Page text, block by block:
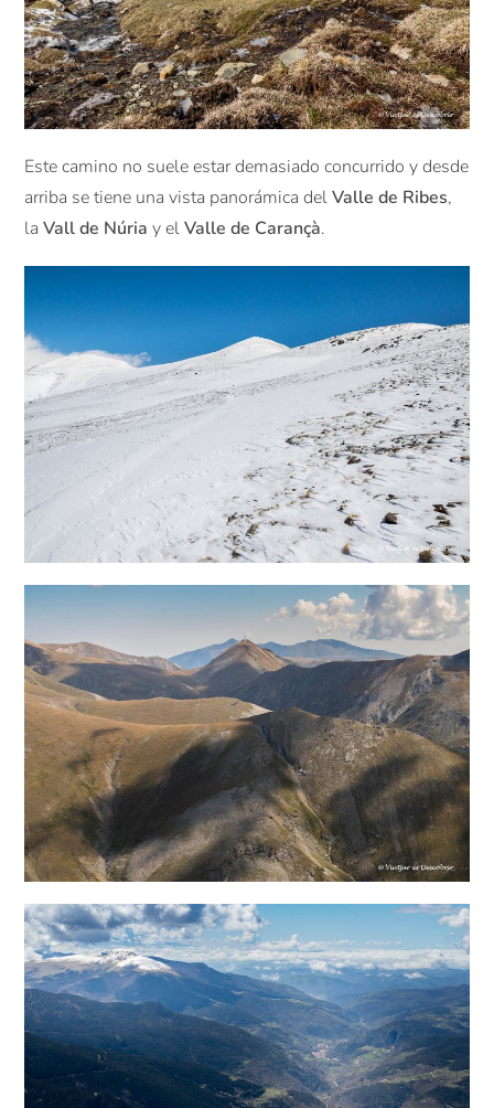
Este camino no suele estar demasiado concurrido y desde
arriba se tiene una vista panorámica delValle de Ribes,
laVall de Núria y elValle de Carançà.